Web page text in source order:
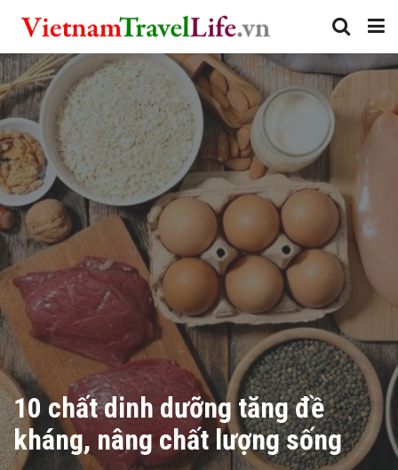
10 chất dinh dưỡng tăng đề
kháng, nâng chất lượng sống